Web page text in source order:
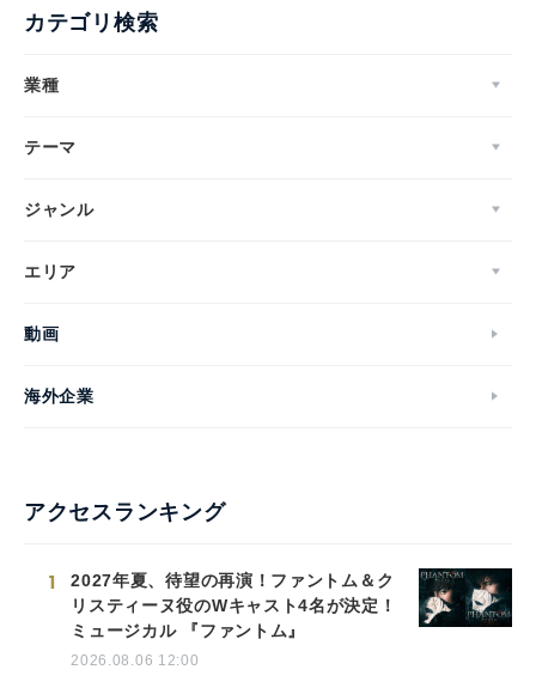
カテゴリ検索
業種
テーマ
ジャンル
エリア
動画
海外企業
アクセスランキング
1
2027年夏、待望の再演！ファントム＆ク
リスティーヌ役のWキャスト4名が決定！
ミュージカル 『ファントム』
2026.08.06 12:00